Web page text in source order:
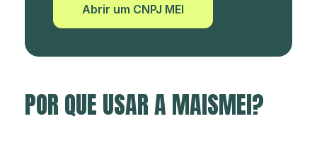
Abrir um CNPJ MEI
POR QUE USAR A MAISMEI?